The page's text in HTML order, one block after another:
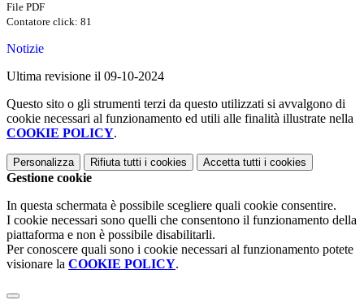
File PDF
Contatore click: 81
Notizie
Ultima revisione il 09-10-2024
Questo sito o gli strumenti terzi da questo utilizzati si avvalgono di
cookie necessari al funzionamento ed utili alle finalità illustrate nella
COOKIE POLICY.
Personalizza Rifiuta tutti i cookies Accetta tutti i cookies
Gestione cookie
In questa schermata è possibile scegliere quali cookie consentire.
I cookie necessari sono quelli che consentono il funzionamento della
piattaforma e non è possibile disabilitarli.
Per conoscere quali sono i cookie necessari al funzionamento potete
visionare la COOKIE POLICY.